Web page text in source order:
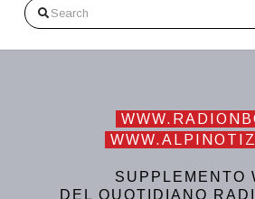
Search
SUPPLEMENTO
DEL QUOTIDIANO